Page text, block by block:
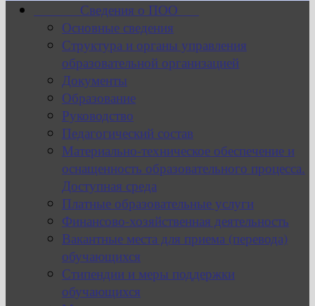
Сведения о ПОО
Основные сведения
Структура и органы управления
образовательной организацией
Документы
Образование
Руководство
Педагогический состав
Материально-техническое обеспечение и
оснащенность образовательного процесса.
Доступная среда
Платные образовательные услуги
Финансово-хозяйственная деятельность
Вакантные места для приема (перевода)
обучающихся
Стипендии и меры поддержки
обучающихся